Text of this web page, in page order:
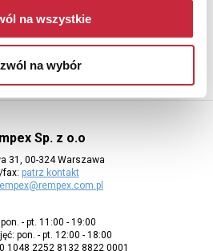
na wszystkie
na wybór
Sp. z o.o
31, 00-324 Warszawa
patrz kontakt
- pt. 11:00 - 19:00
pon. - pt. 12:00 - 18:00
1048 2252 8132 8822 0001